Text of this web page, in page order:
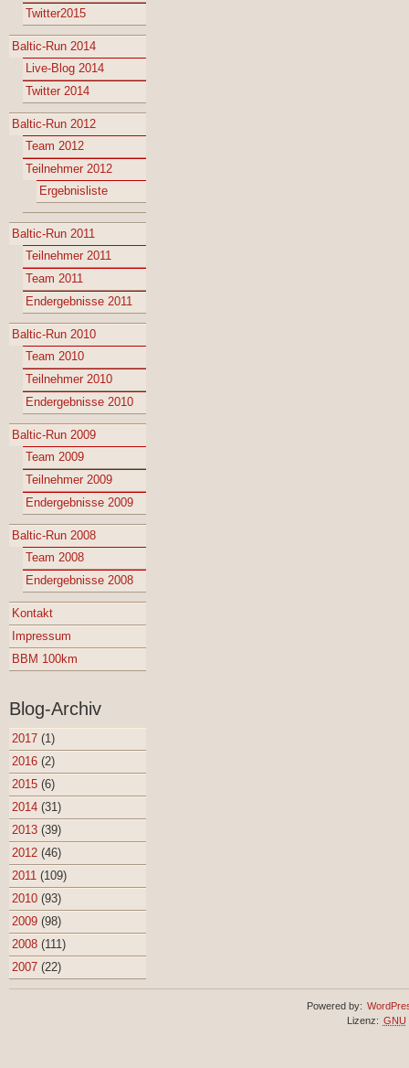
Twitter2015
Baltic-Run 2014
Live-Blog 2014
Twitter 2014
Baltic-Run 2012
Team 2012
Teilnehmer 2012
Ergebnisliste
Baltic-Run 2011
Teilnehmer 2011
Team 2011
Endergebnisse 2011
Baltic-Run 2010
Team 2010
Teilnehmer 2010
Endergebnisse 2010
Baltic-Run 2009
Team 2009
Teilnehmer 2009
Endergebnisse 2009
Baltic-Run 2008
Team 2008
Endergebnisse 2008
Kontakt
Impressum
BBM 100km
Blog-Archiv
2017 (1)
2016 (2)
2015 (6)
2014 (31)
2013 (39)
2012 (46)
2011 (109)
2010 (93)
2009 (98)
2008 (111)
2007 (22)
Powered by:
Lizenz: GNU